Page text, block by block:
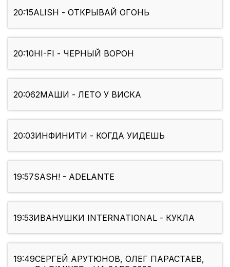
20:15ALISH - ОТКРЫВАЙ ОГОНЬ
20:10HI-FI - ЧЕРНЫЙ ВОРОН
20:062МАШИ - ЛЕТО У ВИСКА
20:03ИНФИНИТИ - КОГДА УИДЕШЬ
19:57SASH! - ADELANTE
19:53ИВАНУШКИ INTERNATIONAL - КУКЛА
19:49СЕРГЕЙ АРУТЮНОВ, ОЛЕГ ПАРАСТАЕВ,